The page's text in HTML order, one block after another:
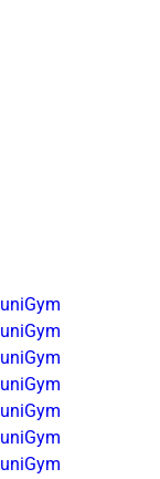
uniGym
uniGym
uniGym
uniGym
uniGym
uniGym
uniGym